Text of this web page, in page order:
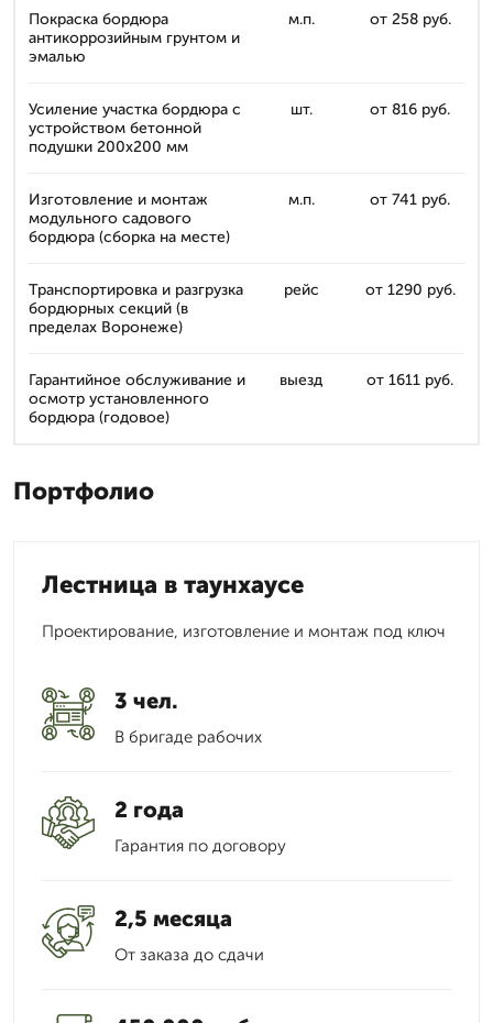
Покраска бордюра
антикоррозийным грунтом и
эмалью
м.п. от 258 руб.
Усиление участка бордюра с
устройством бетонной
подушки 200х200 мм
шт. от 816 руб.
Изготовление и монтаж
модульного садового
бордюра (сборка на месте)
м.п. от 741 руб.
Транспортировка и разгрузка
бордюрных секций (в
пределах Воронеже)
рейс от 1290 руб.
Гарантийное обслуживание и
осмотр установленного
бордюра (годовое)
выезд от 1611 руб.
Портфолио
Лестница в таунхаусе
Проектирование, изготовление и монтаж под ключ
3 чел.
В бригаде рабочих
2 года
Гарантия по договору
2,5 месяца
От заказа до сдачи